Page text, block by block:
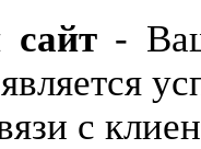
сайт- Ваш
с